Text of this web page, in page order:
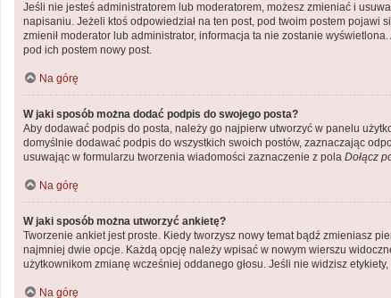
Jeśli nie jesteś administratorem lub moderatorem, możesz zmieniać i
napisaniu. Jeżeli ktoś odpowiedział na ten post, pod twoim postem pojawi
zmienił moderator lub administrator, informacja ta nie zostanie
pod ich postem nowy post.
Na górę
W jaki sposób można dodać podpis do swojego posta?
Aby dodawać podpis do posta, należy go najpierw utworzyć w panelu
domyślnie dodawać podpis do wszystkich swoich postów, zaznaczając
usuwając w formularzu tworzenia wiadomości zaznaczenie z pola Dołącz
Na górę
W jaki sposób można utworzyć ankietę?
Tworzenie ankiet jest proste. Kiedy tworzysz nowy temat bądź zmieniasz
najmniej dwie opcje. Każdą opcję należy wpisać w nowym wierszu
użytkownikom zmianę wcześniej oddanego głosu. Jeśli nie widzisz
Na górę